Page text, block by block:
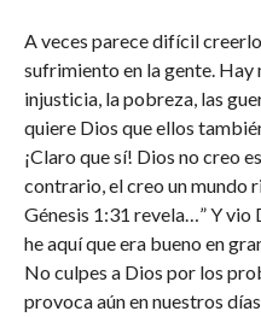
A veces parece difícil
sufrimiento en la gente. Hay
injusticia, la pobreza, las
quiere Dios que ellos
¡Claro que sí! Dios no creo
contrario, el creo un mundo
Génesis 1:31 revela…” Y vio
he aquí que era bueno en
No culpes a Dios por los
provoca aún en nuestros